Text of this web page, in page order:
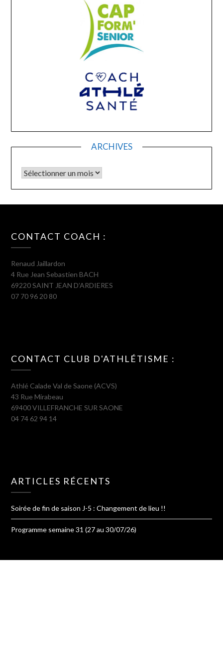
ARCHIVES
Archives
CONTACT COACH :
Renaud Jaillardon
4 Rue Jean Sebastien BACH
69220 SAINT JEAN D’ARDIERES
07 70 96 20 80
CONTACT CLUB D'ATHLÉTISME :
Athlé Calade Val de Saone (ACVS)
43 Rue Mirabeau
69400 VILLEFRANCHE SUR SAONE
04 74 62 94 14
ARTICLES RÉCENTS
Soirée de fin de saison J-5 : Changement de lieu !!
Programme semaine 31 (27 au 30/07/26)